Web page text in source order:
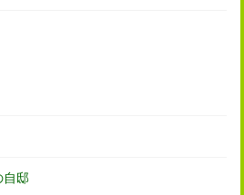
自邸